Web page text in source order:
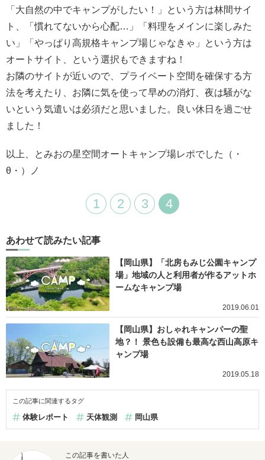
「大自然の中でキャンプがしたい！」という方は林間サイ
ト、「慣れてないから心配…」「料理をメインに楽しみた
い」「やっぱり高規格キャンプ場じゃなきゃ」という方は
オートサイト、という選択もできますね！
お隣のサイトが近いので、プライベート空間を確保する方
法を考えたり、お隣に気を使って早めの消灯、夜は騒がな
いという気遣いは必須だと思いました。良い休日を過ごせ
ました！
以上、とみおの星空間オートキャンプ場レポでした（・
θ・）ノ
1 2 3 4
あわせて読みたい記事
【岡山県】「北房もみじ公園キャンプ
場」地域の人と利用者が作るアットホ
ームなキャンプ場
2019.06.01
【岡山県】おしゃれキャンパーの聖
地？！ 景色も設備も最高な西山高原キ
ャンプ場
2019.05.18
この記事に関連するタグ
体験レポート 天体観測 岡山県
この記事を書いた人